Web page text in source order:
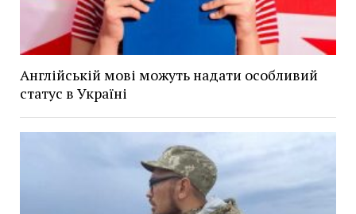
Англійській мові можуть надати особливий
статус в Україні